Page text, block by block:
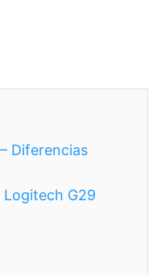
Diferencias
Logitech G29